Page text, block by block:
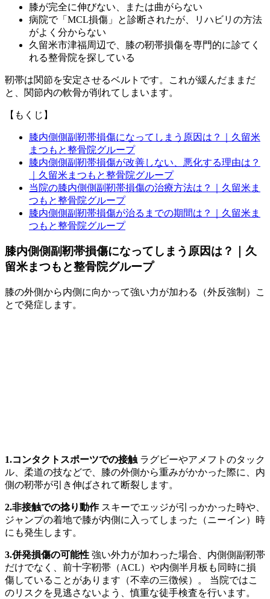
膝が完全に伸びない、または曲がらない
病院で「MCL損傷」と診断されたが、リハビリの方法
がよく分からない
久留米市津福周辺で、膝の靭帯損傷を専門的に診てく
れる整骨院を探している
靭帯は関節を安定させるベルトです。これが緩んだままだ
と、関節内の軟骨が削れてしまいます。
【もくじ】
膝内側側副靭帯損傷になってしまう原因は？｜久留米
まつもと整骨院グループ
膝内側側副靭帯損傷が改善しない、悪化する理由は？
｜久留米まつもと整骨院グループ
当院の膝内側側副靭帯損傷の治療方法は？｜久留米ま
つもと整骨院グループ
膝内側側副靭帯損傷が治るまでの期間は？｜久留米ま
つもと整骨院グループ
膝内側側副靭帯損傷になってしまう原因は？｜久
留米まつもと整骨院グループ
膝の外側から内側に向かって強い力が加わる（外反強制）こ
とで発症します。
1.コンタクトスポーツでの接触 ラグビーやアメフトのタック
ル、柔道の技などで、膝の外側から重みがかかった際に、内
側の靭帯が引き伸ばされて断裂します。
2.非接触での捻り動作スキーでエッジが引っかかった時や、
ジャンプの着地で膝が内側に入ってしまった（ニーイン）時
にも発生します。
3.併発損傷の可能性 強い外力が加わった場合、内側側副靭帯
だけでなく、前十字靭帯（ACL）や内側半月板も同時に損
傷していることがあります（不幸の三徴候）。 当院ではこ
のリスクを見逃さないよう、慎重な徒手検査を行います。